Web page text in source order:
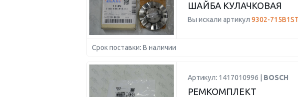
ШАЙБА КУЛАЧКОВАЯ
Вы искали артикул 9302-715B1ST
Срок поставки: В наличии
Артикул: 1417010996 | BOSCH
РЕМКОМПЛЕКТ